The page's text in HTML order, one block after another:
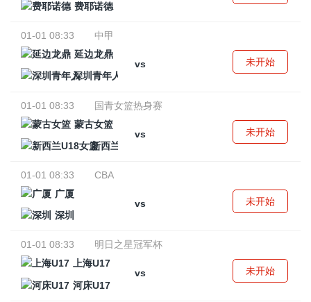
费耶诺德
01-01 08:33
中甲
延边龙鼎
vs
深圳青年人
未开始
01-01 08:33
国青女篮热身赛
蒙古女篮
vs
新西兰U18女篮
未开始
01-01 08:33
CBA
广厦
vs
深圳
未开始
01-01 08:33
明日之星冠军杯
上海U17
vs
河床U17
未开始